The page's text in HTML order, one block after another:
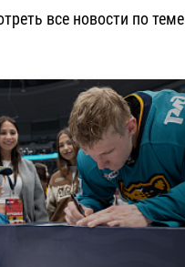
все новости по теме